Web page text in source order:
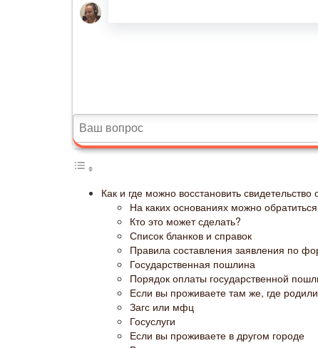
Как и где можно восстановить
На каких основаниях можно
Кто это может сделать?
Список бланков и справок
Правила составления заявления по
Государственная пошлина
Порядок оплаты государственной
Если вы проживаете там же, где
Загс или мфц
Госуслуги
Если вы проживаете в другом городе